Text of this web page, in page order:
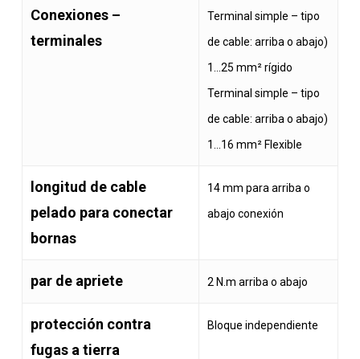
Conexiones –
terminales
Terminal simple – tipo
de cable: arriba o abajo)
1…25 mm² rígido
Terminal simple – tipo
de cable: arriba o abajo)
1…16 mm² Flexible
longitud de cable
pelado para conectar
bornas
14 mm para arriba o
abajo conexión
par de apriete 2 N.m arriba o abajo
protección contra
fugas a tierra
Bloque independiente